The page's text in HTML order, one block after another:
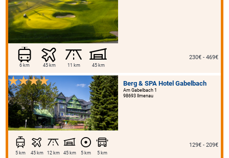
6 km 45 km 11 km 45 km
230€ - 469€
Berg & SPA Hotel Gabelbach
Am Gabelbach 1
98693 Ilmenau
5 km 45 km 12 km 45 km 5 km 5 km
129€ - 209€